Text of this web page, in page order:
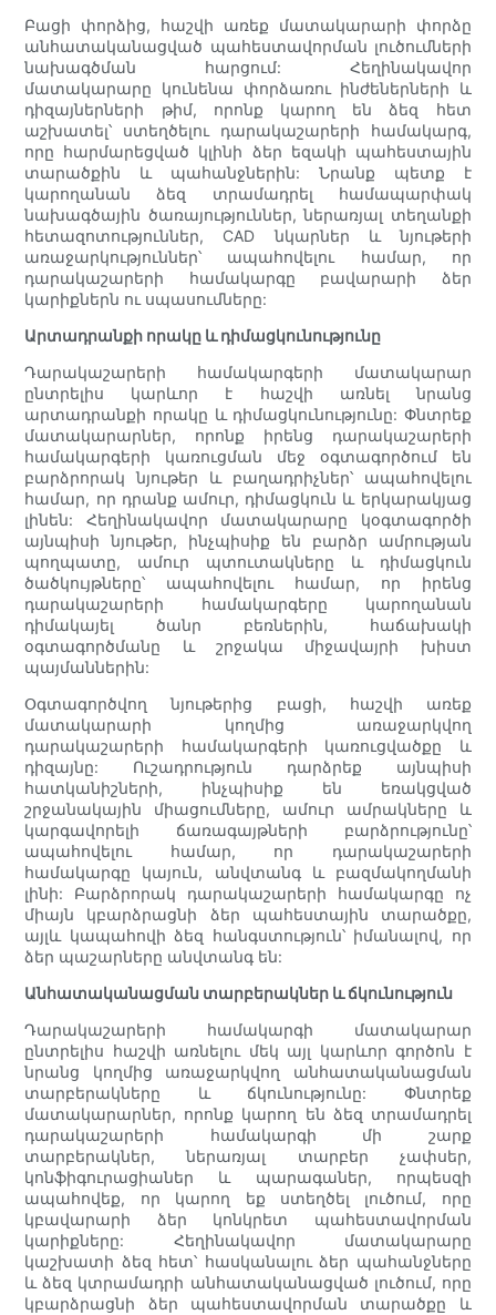
Բացի փորձից, հաշվի առեք մատակարարի փորձը
անհատականացված պահեստավորման լուծումների
նախագծման հարցում: Հեղինակավոր
մատակարարը կունենա փորձառու ինժեներների և
դիզայներների թիմ, որոնք կարող են ձեզ հետ
աշխատել՝ ստեղծելու դարակաշարերի համակարգ,
որը հարմարեցված կլինի ձեր եզակի պահեստային
տարածքին և պահանջներին: Նրանք պետք է
կարողանան ձեզ տրամադրել համապարփակ
նախագծային ծառայություններ, ներառյալ տեղանքի
հետազոտություններ, CAD նկարներ և նյութերի
առաջարկություններ՝ ապահովելու համար, որ
դարակաշարերի համակարգը բավարարի ձեր
կարիքներն ու սպասումները:
Արտադրանքի որակը և դիմացկունությունը
Դարակաշարերի համակարգերի մատակարար
ընտրելիս կարևոր է հաշվի առնել նրանց
արտադրանքի որակը և դիմացկունությունը: Փնտրեք
մատակարարներ, որոնք իրենց դարակաշարերի
համակարգերի կառուցման մեջ օգտագործում են
բարձրորակ նյութեր և բաղադրիչներ՝ ապահովելու
համար, որ դրանք ամուր, դիմացկուն և երկարակյաց
լինեն: Հեղինակավոր մատակարարը կօգտագործի
այնպիսի նյութեր, ինչպիսիք են բարձր ամրության
պողպատը, ամուր պտուտակները և դիմացկուն
ծածկույթները՝ ապահովելու համար, որ իրենց
դարակաշարերի համակարգերը կարողանան
դիմակայել ծանր բեռներին, հաճախակի
օգտագործմանը և շրջակա միջավայրի խիստ
պայմաններին:
Օգտագործվող նյութերից բացի, հաշվի առեք
մատակարարի կողմից առաջարկվող
դարակաշարերի համակարգերի կառուցվածքը և
դիզայնը: Ուշադրություն դարձրեք այնպիսի
հատկանիշների, ինչպիսիք են եռակցված
շրջանակային միացումները, ամուր ամրակները և
կարգավորելի ճառագայթների բարձրությունը՝
ապահովելու համար, որ դարակաշարերի
համակարգը կայուն, անվտանգ և բազմակողմանի
լինի: Բարձրորակ դարակաշարերի համակարգը ոչ
միայն կբարձրացնի ձեր պահեստային տարածքը,
այլև կապահովի ձեզ հանգստություն՝ իմանալով, որ
ձեր պաշարները անվտանգ են:
Անհատականացման տարբերակներ և ճկունություն
Դարակաշարերի համակարգի մատակարար
ընտրելիս հաշվի առնելու մեկ այլ կարևոր գործոն է
նրանց կողմից առաջարկվող անհատականացման
տարբերակները և ճկունությունը: Փնտրեք
մատակարարներ, որոնք կարող են ձեզ տրամադրել
դարակաշարերի համակարգի մի շարք
տարբերակներ, ներառյալ տարբեր չափսեր,
կոնֆիգուրացիաներ և պարագաներ, որպեսզի
ապահովեք, որ կարող եք ստեղծել լուծում, որը
կբավարարի ձեր կոնկրետ պահեստավորման
կարիքները: Հեղինակավոր մատակարարը
կաշխատի ձեզ հետ՝ հասկանալու ձեր պահանջները
և ձեզ կտրամադրի անհատականացված լուծում, որը
կբարձրացնի ձեր պահեստավորման տարածքը և